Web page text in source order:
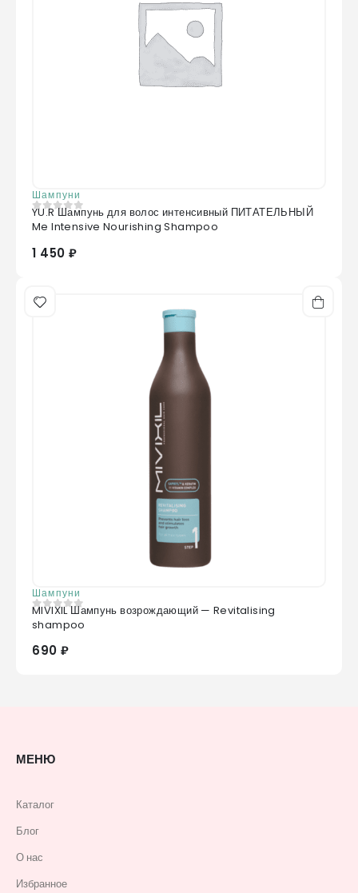
Шампуни
0 из 5
YU.R Шампунь для волос интенсивный ПИТАТЕЛЬНЫЙ
Me Intensive Nourishing Shampoo
1 450 ₽
Шампуни
0из 5
MIVIXIL Шампунь возрождающий — Revitalising
shampoo
690 ₽
МЕНЮ
Каталог
Блог
О нас
Избранное